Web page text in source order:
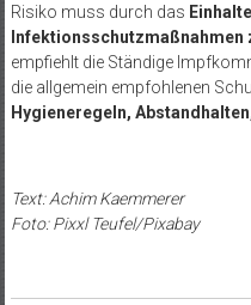
Risiko muss durch das
empfiehlt die Ständige
die allgemein empfohlenen
Hygieneregeln,
Text: Achim Kaemmerer
Foto: Pixxl Teufel/Pixabay